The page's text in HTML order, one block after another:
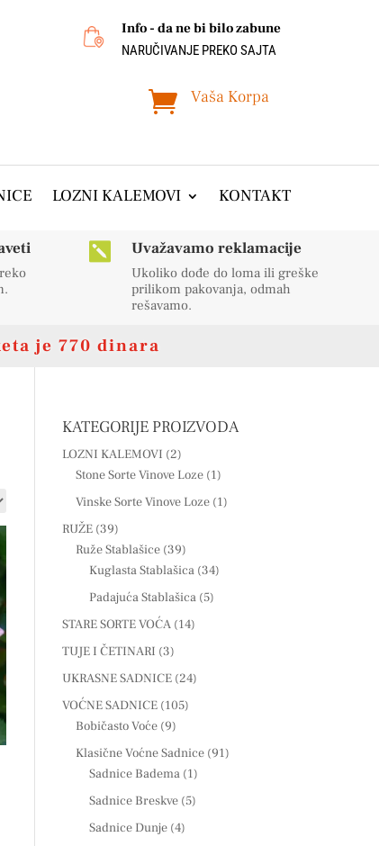
Info - da ne bi bilo zabune
NARUČIVANJE PREKO SAJTA
 Vaša Korpa
LOZNI KALEMOVI KONTAKT
 Uvažavamo reklamacije
Ukoliko dođe do loma ili greške
prilikom pakovanja, odmah
rešavamo.
je 770 dinara
KATEGORIJE PROIZVODA
LOZNI KALEMOVI (2)
Stone Sorte Vinove Loze (1)
Vinske Sorte Vinove Loze (1)
RUŽE (39)
Ruže Stablašice (39)
Kuglasta Stablašica (34)
Padajuća Stablašica (5)
STARE SORTE VOĆA (14)
TUJE I ČETINARI (3)
UKRASNE SADNICE (24)
VOĆNE SADNICE (105)
Bobičasto Voće (9)
Klasične Voćne Sadnice (91)
Sadnice Badema (1)
Sadnice Breskve (5)
Sadnice Dunje (4)